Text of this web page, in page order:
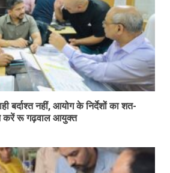
बर्दाश्त नहीं, आयोग के निर्देशों का शत-
करें रू गढ़वाल आयुक्त